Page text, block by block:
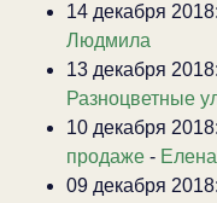
14 декабря 2018:
Людмила
13 декабря 2018:
Разноцветные
10 декабря 2018:
продаже -
09 декабря 2018: